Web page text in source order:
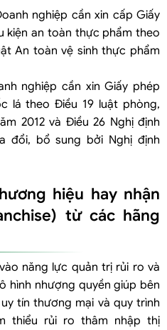
nghiệp cần xin cấp Giấy
kiện an toàn thực phẩm theo
An toàn vệ sinh thực phẩm
nghiệp cần xin Giấy phép
lá theo Điều 19 luật phòng,
2012 và Điều 26 Nghị định
đổi, bổ sung bởi Nghị định
hiệu hay nhận
từ các hãng
năng lực quản trị rủi ro và
hình nhượng quyền giúp bên
tín thương mại và quy trình
thiểu rủi ro thâm nhập thị